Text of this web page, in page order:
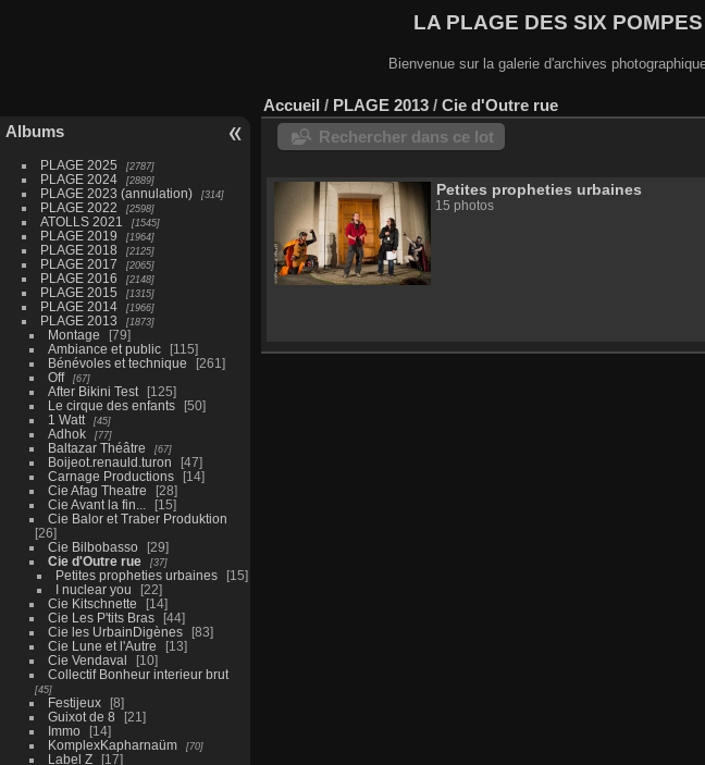
LA PLAGE DES SIX
Bienvenue sur la galerie d'archives
Albums
PLAGE 2025 2787
PLAGE 2024 2889
PLAGE 2023 (annulation) 314
PLAGE 2022 2598
ATOLLS 2021 1545
PLAGE 2019 1964
PLAGE 2018 2125
PLAGE 2017 2065
PLAGE 2016 2148
PLAGE 2015 1315
PLAGE 2014 1966
PLAGE 2013 1873
Montage
79
Ambiance et public
115
Bénévoles et technique
261
Off
67
After Bikini Test
125
Le cirque des enfants
50
1 Watt
45
Adhok 77
Baltazar Théâtre 67
Boijeot.renauld.turon
47
Carnage Productions
14
Cie Afag Theatre
28
Cie Avant la fin...
15
Cie Balor et Traber Produktion
26
Cie Bilbobasso
29
Cie d'Outre rue
37
Petites propheties urbaines
15
I nuclear you
22
Cie Kitschnette
14
Cie Les P'tits Bras
44
Cie les UrbainDigènes
83
Cie Lune et l'Autre
13
Cie Vendaval
10
Collectif Bonheur interieur brut
45
Festijeux
8
Guixot de 8
21
Immo
14
KomplexKapharnaüm
70
Label Z
17
Accueil / PLAGE 2013 / Cie d'Outre rue
Rechercher dans ce lot
Petites propheties urbaines
15 photos